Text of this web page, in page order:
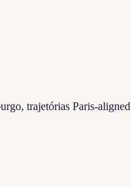
trajetórias Paris-